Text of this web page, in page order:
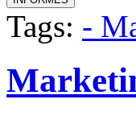
Tags: -